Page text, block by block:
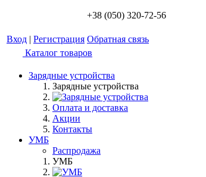
+38 (050) 320-72-56
Вход | Регистрация Обратная связь
Каталог товаров
Зарядные устройства
Зарядные устройства
Оплата и доставка
Акции
Контакты
УМБ
Распродажа
УМБ